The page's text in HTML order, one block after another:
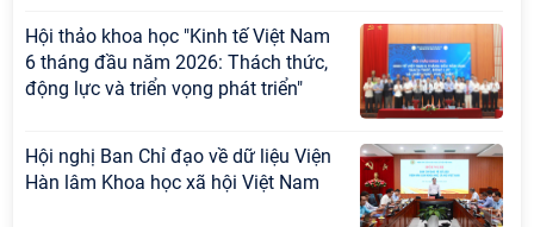
Hội thảo khoa học "Kinh tế Việt Nam
6 tháng đầu năm 2026: Thách thức,
động lực và triển vọng phát triển"
Hội nghị Ban Chỉ đạo về dữ liệu Viện
Hàn lâm Khoa học xã hội Việt Nam